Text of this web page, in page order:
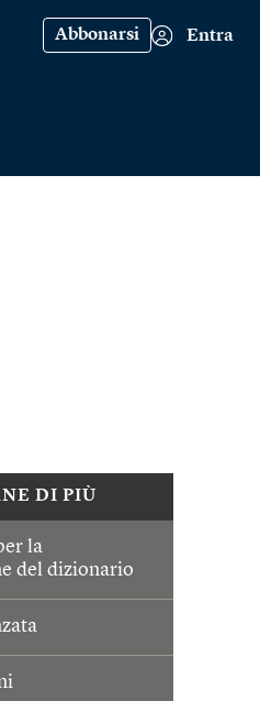
Abbonarsi Entra
DI PIÙ
la
del dizionario